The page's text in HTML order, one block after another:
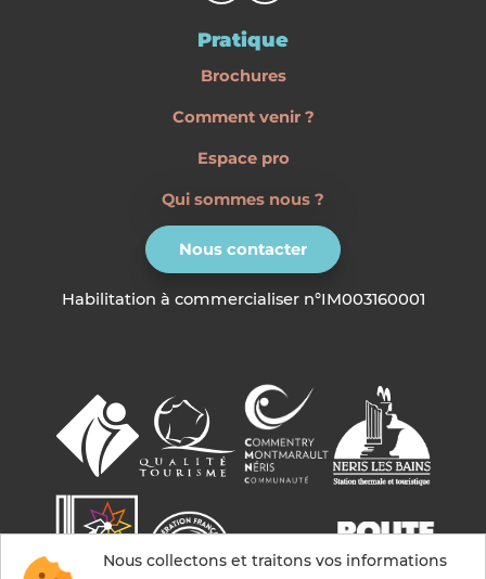
Pratique
Brochures
Comment venir ?
Espace pro
Qui sommes nous ?
Nous contacter
Habilitation à commercialiser n°IM003160001
Nous collectons et traitons vos informations